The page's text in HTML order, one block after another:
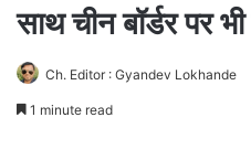
साथ चीन बॉर्डर पर
Ch. Editor : Gyandev Lokhande
1 minute read